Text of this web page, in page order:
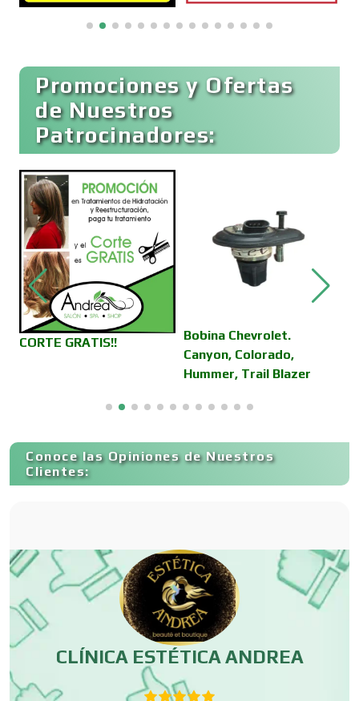
Cancelería de Aluminio
Carnicerías
Carpinterías
Centros Comerciales
Centros de Espectáculos
Centros de Nutrición
Cerrajerías
Cibercafés
Promociones y Ofertas
de Nuestros
Patrocinadores:
CORTE GRATIS!!
Bobina Chevrolet.
Canyon, Colorado,
Hummer, Trail Blazer
Conoce las Opiniones de Nuestros
Clientes:
CLÍNICA ESTÉTICA ANDREA